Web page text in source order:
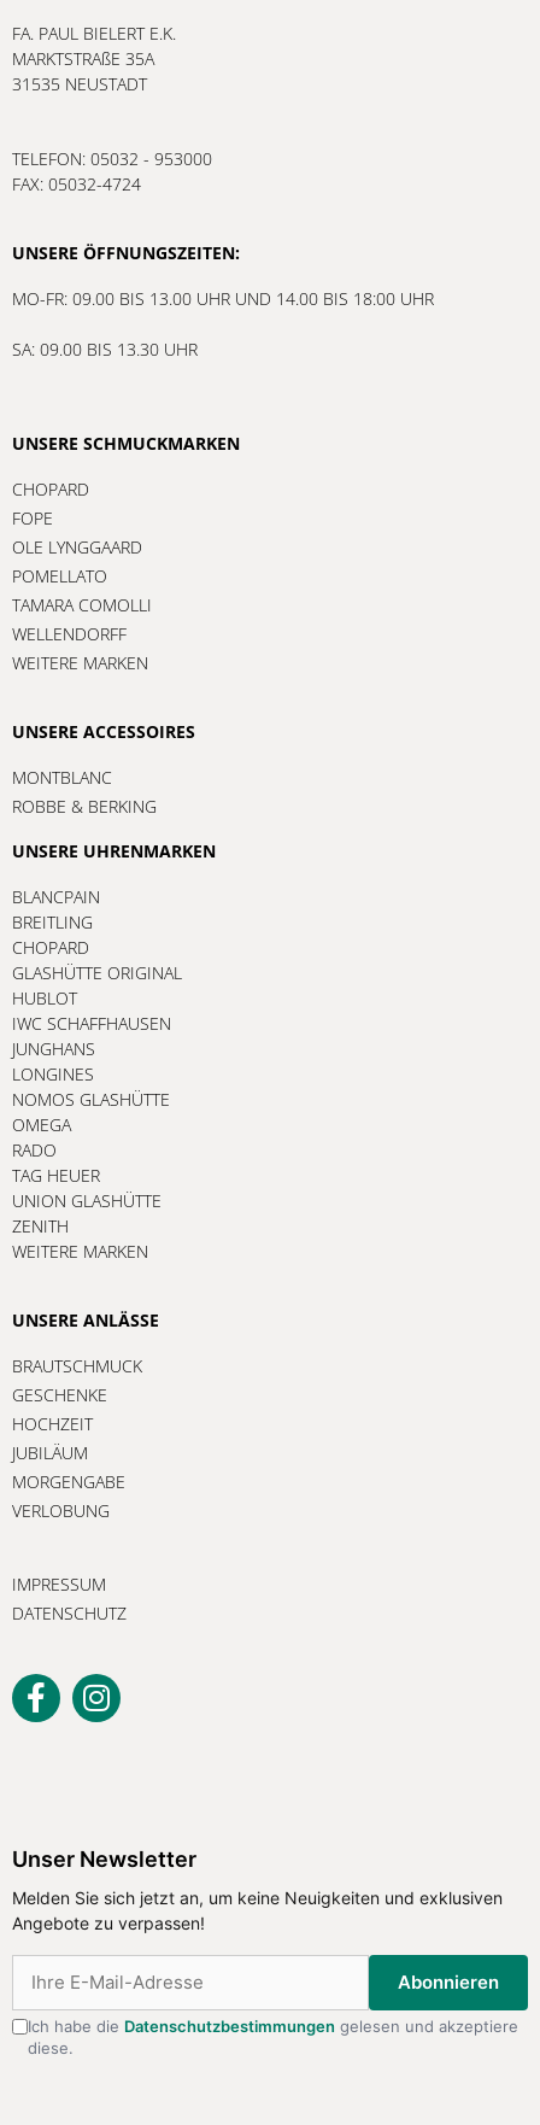
FA. PAUL BIELERT E.K.
MARKTSTRAßE 35A
31535 NEUSTADT
TELEFON: 05032 - 953000
FAX: 05032-4724
UNSERE ÖFFNUNGSZEITEN:
MO-FR: 09.00 BIS 13.00 UHR UND 14.00 BIS 18:00 UHR
SA: 09.00 BIS 13.30 UHR
UNSERE SCHMUCKMARKEN
CHOPARD
FOPE
OLE LYNGGAARD
POMELLATO
TAMARA COMOLLI
WELLENDORFF
WEITERE MARKEN
UNSERE ACCESSOIRES
MONTBLANC
ROBBE & BERKING
UNSERE UHRENMARKEN
BLANCPAIN
BREITLING
CHOPARD
GLASHÜTTE ORIGINAL
HUBLOT
IWC SCHAFFHAUSEN
JUNGHANS
LONGINES
NOMOS GLASHÜTTE
OMEGA
RADO
TAG HEUER
UNION GLASHÜTTE
ZENITH
WEITERE MARKEN
UNSERE ANLÄSSE
BRAUTSCHMUCK
GESCHENKE
HOCHZEIT
JUBILÄUM
MORGENGABE
VERLOBUNG
IMPRESSUM
DATENSCHUTZ
Unser Newsletter
Melden Sie sich jetzt an, um keine Neuigkeiten und exklusiven
Angebote zu verpassen!
Abonnieren
Ich habe die Datenschutzbestimmungen gelesen und akzeptiere
diese.
zu verpassen!
Abonnieren